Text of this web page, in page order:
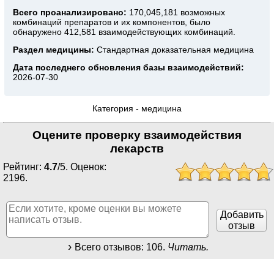
Всего проанализировано: 170,045,181 возможных
комбинаций препаратов и их компонентов, было
обнаружено 412,581 взаимодействующих комбинаций.
Раздел медицины: Стандартная доказательная медицина
Дата последнего обновления базы взаимодействий:
2026-07-30
Категория - медицина
Оцените проверку взаимодействия
лекарств
Рейтинг: 4.7/5. Оценок:
2196.
Добавить
отзыв
Всего отзывов: 106. Читать.